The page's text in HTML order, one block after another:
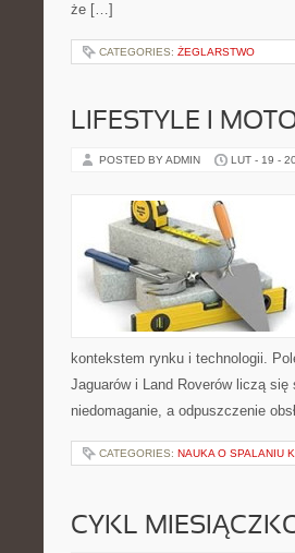
że […]
CATEGORIES: ŻEGLARSTWO
LIFESTYLE I
POSTED BY ADMIN LUT - 19 -
kontekstem rynku i technologii.
Jaguarów i Land Roverów liczą
niedomaganie, a odpuszczenie
CATEGORIES: NAUKA O SPALANIU
CYKL